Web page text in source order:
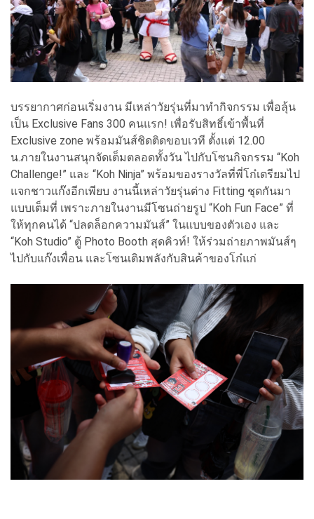
บรรยากาศก่อนเริ่มงาน มีเหล่าวัยรุ่นที่มาทำกิจกรรม เพื่อลุ้น
เป็น Exclusive Fans 300 คนแรก! เพื่อรับสิทธิ์เข้าพื้นที่
Exclusive zone พร้อมมันส์ชิดติดขอบเวที ตั้งแต่ 12.00
น.ภายในงานสนุกจัดเต็มตลอดทั้งวัน ไปกับโซนกิจกรรม “Koh
Challenge!” และ “Koh Ninja” พร้อมของรางวัลที่พี่โก๋เตรียมไป
แจกชาวแก๊งอีกเพียบ งานนี้เหล่าวัยรุ่นต่าง Fitting ชุดกันมา
แบบเต็มที่ เพราะภายในงานมีโซนถ่ายรูป “Koh Fun Face” ที่
ให้ทุกคนได้ “ปลดล็อกความมันส์” ในแบบของตัวเอง และ
“Koh Studio” ตู้ Photo Booth สุดคิวท์! ให้ร่วมถ่ายภาพมันส์ๆ
ไปกับแก๊งเพื่อน และโซนเติมพลังกับสินค้าของโก๋แก่